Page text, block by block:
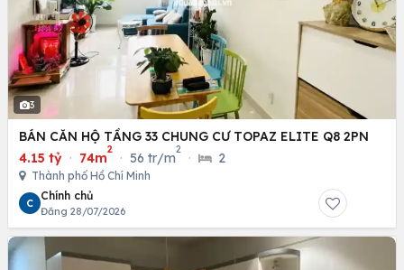
3
BÁN CĂN HỘ TẦNG 33 CHUNG CƯ TOPAZ ELITE Q8 2PN
4.15 tỷ · 74m
2
· 56 tr/m
2
· 2
Thành phố Hồ Chí Minh
C
Chính chủ
Đăng 28/07/2026